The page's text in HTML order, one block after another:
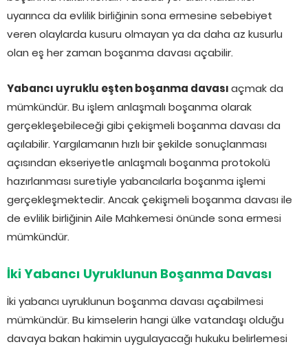
uyarınca da evlilik birliğinin sona ermesine sebebiyet
veren olaylarda kusuru olmayan ya da daha az kusurlu
olan eş her zaman boşanma davası açabilir.
Yabancı uyruklu eşten boşanma davasıaçmak da
mümkündür. Bu işlem anlaşmalı boşanma olarak
gerçekleşebileceği gibi çekişmeli boşanma davası da
açılabilir. Yargılamanın hızlı bir şekilde sonuçlanması
açısından ekseriyetle anlaşmalı boşanma protokolü
hazırlanması suretiyle yabancılarla boşanma işlemi
gerçekleşmektedir. Ancak çekişmeli boşanma davası ile
de evlilik birliğinin Aile Mahkemesi önünde sona ermesi
mümkündür.
İki Yabancı Uyruklunun Boşanma Davası
İki yabancı uyruklunun boşanma davası açabilmesi
mümkündür. Bu kimselerin hangi ülke vatandaşı olduğu
davaya bakan hakimin uygulayacağı hukuku belirlemesi